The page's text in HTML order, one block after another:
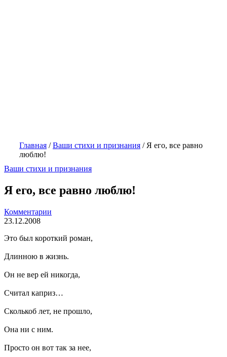
Главная /Ваши стихи и признания / Я его, все равно
люблю!
Ваши стихи и признания
Я его, все равно люблю!
Комментарии
23.12.2008
Это был короткий роман,
Длинною в жизнь.
Он не вер ей никогда,
Считал каприз…
Сколькоб лет, не прошло,
Она ни с ним.
Просто он вот так за нее,